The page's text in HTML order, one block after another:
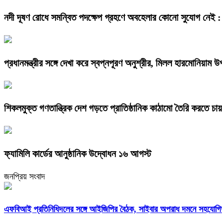
নদী দূষণ রোধে সমন্বিত পদক্ষেপ গ্রহণে অবহেলার কোনো সুযোগ নেই :
প্রধানমন্ত্রীর সঙ্গে দেখা করে স্বপ্নপূরণ অনুশ্রীর, মিলল হারমোনিয়াম
শিকলমুক্ত গণতান্ত্রিক দেশ গড়তে প্রাতিষ্ঠানিক কাঠামো তৈরি করতে
ফ্যামিলি কার্ডের আনুষ্ঠানিক উদ্বোধন ১৬ আগস্ট
জনপ্রিয় সংবাদ
এফবিআই প্রতিনিধিদলের সঙ্গে আইজিপির বৈঠক, সাইবার অপরাধ দমনে